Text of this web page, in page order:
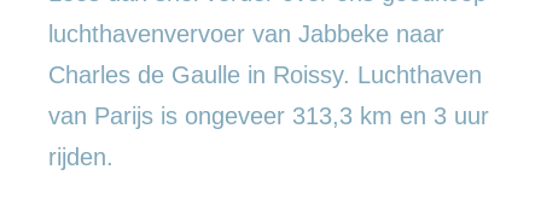
luchthavenvervoer van Jabbeke naar
Charles de Gaulle in Roissy. Luchthaven
van Parijs is ongeveer 313,3 km en 3 uur
rijden.